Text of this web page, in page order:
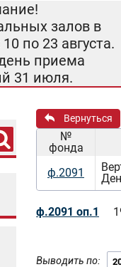
залов в
по 23 августа.
приема
31 июля.
Вернуться
№
фонда
ф.2091
ф.2091 оп.1
Выводить по: